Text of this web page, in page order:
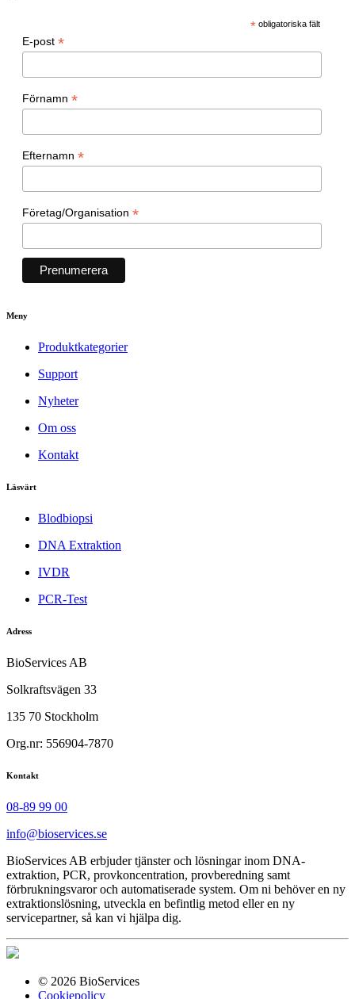
* obligatoriska fält
E-post *
Förnamn *
Efternamn *
Företag/Organisation *
Meny
Produktkategorier
Support
Nyheter
Om oss
Kontakt
Läsvärt
Blodbiopsi
DNA Extraktion
IVDR
PCR-Test
Adress
BioServices AB
Solkraftsvägen 33
135 70 Stockholm
Org.nr: 556904-7870
Kontakt
08-89 99 00
info@bioservices.se
BioServices AB erbjuder tjänster och lösningar inom DNA-
extraktion, PCR, provkoncentration, provberedning samt
förbrukningsvaror och automatiserade system. Om ni behöver en ny
extraktionslösning, utveckla en befintlig metod eller en ny
servicepartner, så kan vi hjälpa dig.
© 2026 BioServices
Cookiepolicy